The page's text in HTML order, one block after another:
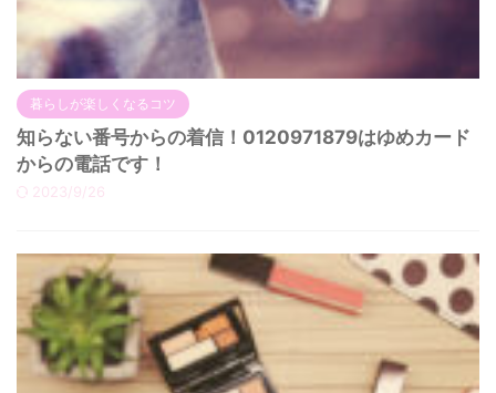
暮らしが楽しくなるコツ
知らない番号からの着信！0120971879はゆめカード
からの電話です！
2023/9/26